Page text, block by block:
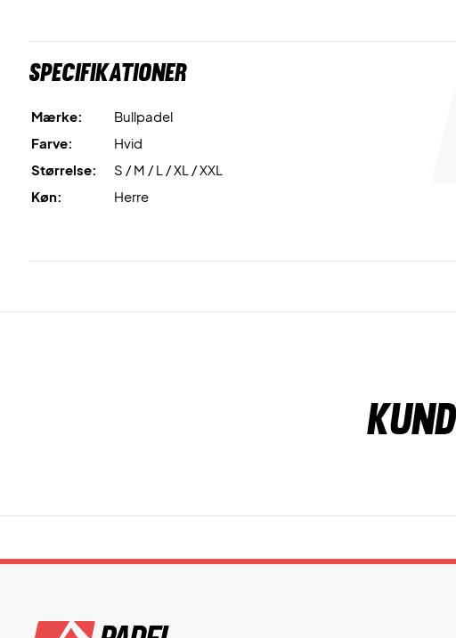
Specifikationer
Mærke:
Bullpadel
Farve:
Hvid
Størrelse:
S / M / L / XL / XXL
Køn:
Herre